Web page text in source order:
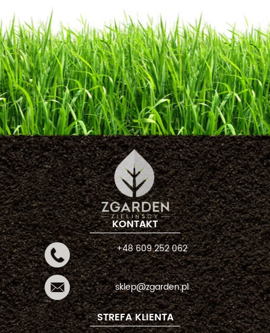
KONTAKT
+48 609 252 062
sklep@zgarden.pl
STREFA KLIENTA